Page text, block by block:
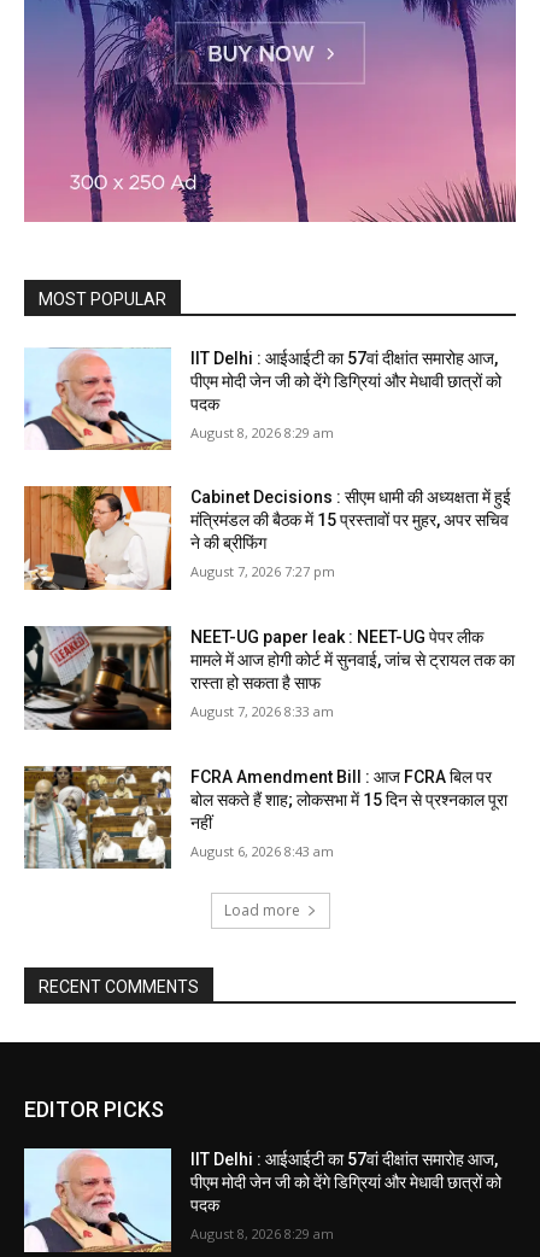
MOST POPULAR
IIT Delhi : आईआईटी का 57वां दीक्षांत समारोह आज,
पीएम मोदी जेन जी को देंगे डिग्रियां और मेधावी छात्रों को
पदक
August 8, 2026 8:29 am
Cabinet Decisions : सीएम धामी की अध्यक्षता में हुई
मंत्रिमंडल की बैठक में 15 प्रस्तावों पर मुहर, अपर सचिव
ने की ब्रीफिंग
August 7, 2026 7:27 pm
NEET-UG paper leak : NEET-UG पेपर लीक
मामले में आज होगी कोर्ट में सुनवाई, जांच से ट्रायल तक का
रास्ता हो सकता है साफ
August 7, 2026 8:33 am
FCRA Amendment Bill : आज FCRA बिल पर
बोल सकते हैं शाह; लोकसभा में 15 दिन से प्रश्नकाल पूरा
नहीं
August 6, 2026 8:43 am
Load more
RECENT COMMENTS
EDITOR PICKS
IIT Delhi : आईआईटी का 57वां दीक्षांत समारोह आज,
पीएम मोदी जेन जी को देंगे डिग्रियां और मेधावी छात्रों को
पदक
August 8, 2026 8:29 am